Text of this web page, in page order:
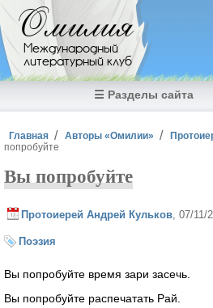
Перейти к основному содержанию
Омилия
Международный
литературный клуб
☰ Разделы сайта
Вы здесь
Главная Авторы «Омилии»
попробуйте
Вы попробуйте
Протоиерей Андрей Кульков , 07/
Поэзия
Вы попробуйте время зари засечь.
Вы попробуйте распечатать Рай.